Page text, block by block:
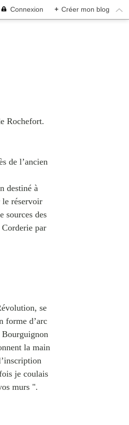
Connexion + Créer mon blog
Rochefort.
de l’ancien
destiné à
le réservoir
sources des
par
se
forme d’arc
Bourguignon
la main
je coulais
murs ".